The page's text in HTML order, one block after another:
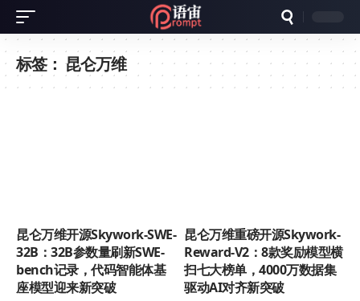
标签： 昆仑万维
昆仑万维开源Skywork-SWE-
32B：32B参数量刷新SWE-
bench记录，代码智能体基
座模型迎来新突破
昆仑万维重磅开源Skywork-
Reward-V2：8款奖励模型横
扫七大榜单，4000万数据集
驱动AI对齐新突破